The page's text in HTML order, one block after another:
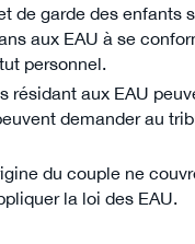
de garde des
aux EAU à se
personnel.
résidant aux EAU
demander au
du couple ne
la loi des EAU.